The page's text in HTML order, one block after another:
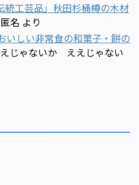
統工芸品」秋田杉桶樽の木材
匿名 より
いしい非常食の和菓子・餅の
じゃないか ええじゃない